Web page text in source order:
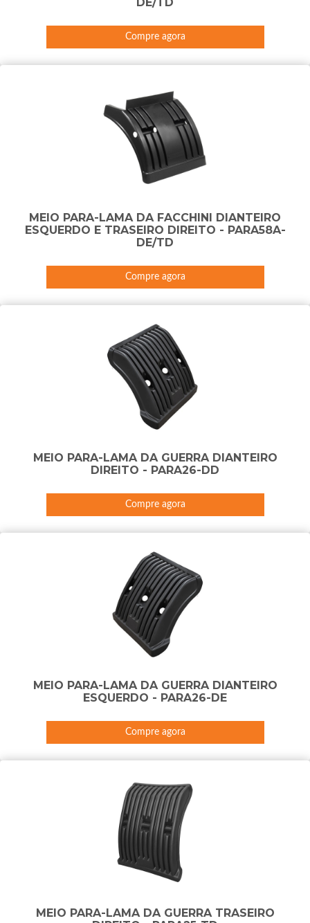
Compre agora
MEIO PARA-LAMA DA FACCHINI DIANTEIRO
ESQUERDO E TRASEIRO DIREITO - PARA58A-
DE/TD
Compre agora
MEIO PARA-LAMA DA GUERRA DIANTEIRO
DIREITO - PARA26-DD
Compre agora
MEIO PARA-LAMA DA GUERRA DIANTEIRO
ESQUERDO - PARA26-DE
Compre agora
MEIO PARA-LAMA DA GUERRA TRASEIRO